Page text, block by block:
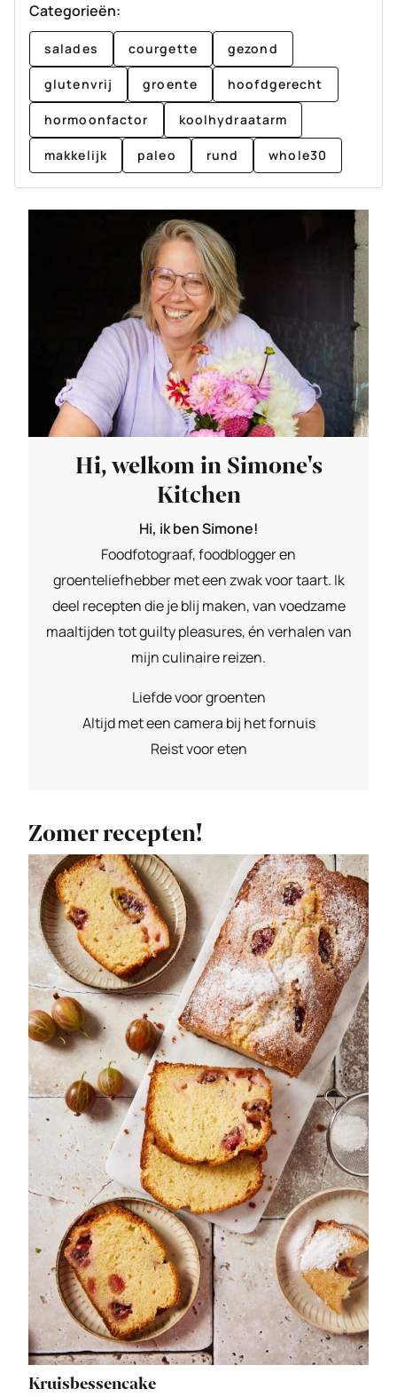
Categorieën:
salades courgette gezond
glutenvrij groente hoofdgerecht
hormoonfactor koolhydraatarm
makkelijk paleo rund whole30
Hi, welkom in Simone's
Kitchen
Hi, ik ben Simone!
Foodfotograaf, foodblogger en
groenteliefhebber met een zwak voor taart. Ik
deel recepten die je blij maken, van voedzame
maaltijden tot guilty pleasures, én verhalen van
mijn culinaire reizen.
Liefde voor groenten
Altijd met een camera bij het fornuis
Reist voor eten
Zomer recepten!
Kruisbessencake